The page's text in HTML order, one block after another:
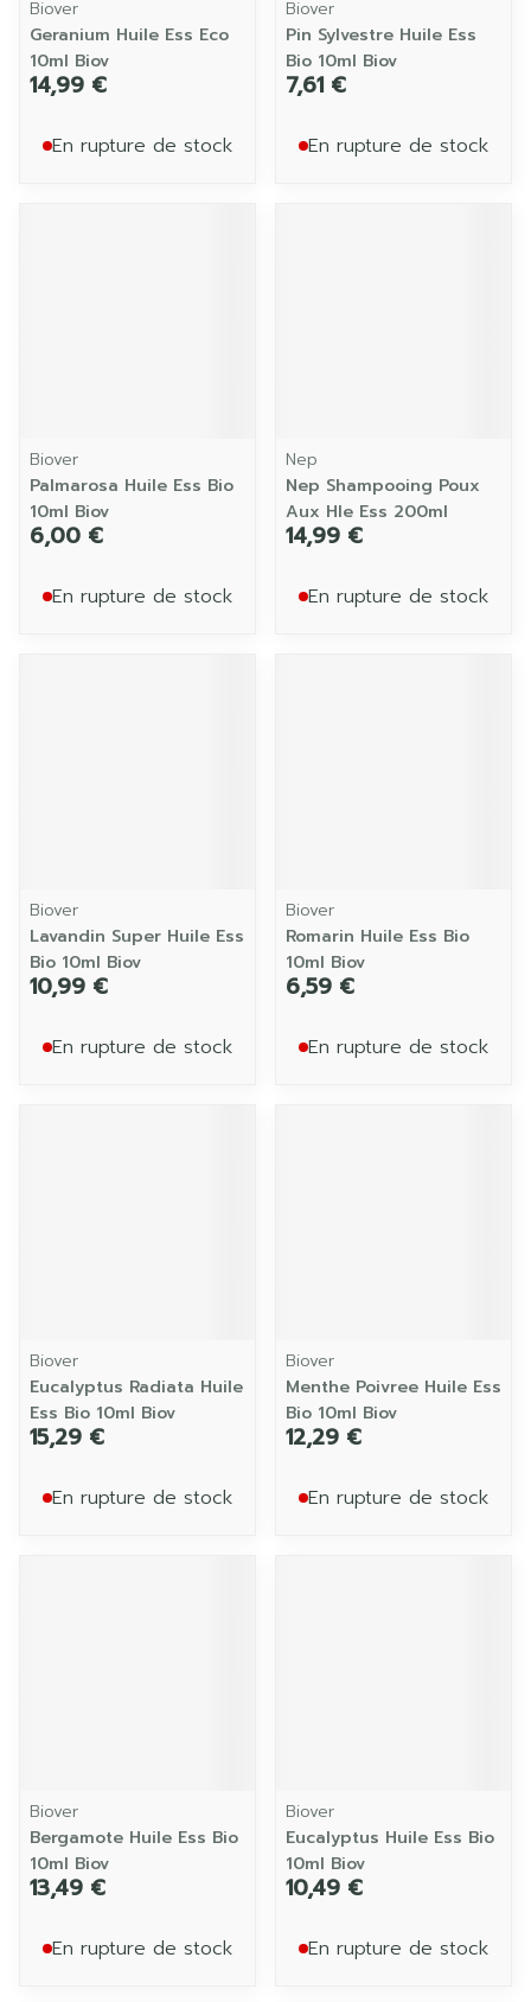
Biover
Geranium Huile Ess Eco
10ml Biov
14,99 €
En rupture de stock
Biover
Pin Sylvestre Huile Ess
Bio 10ml Biov
7,61 €
En rupture de stock
Biover
Palmarosa Huile Ess Bio
10ml Biov
6,00 €
En rupture de stock
Nep
Nep Shampooing Poux
Aux Hle Ess 200ml
14,99 €
En rupture de stock
Biover
Lavandin Super Huile Ess
Bio 10ml Biov
10,99 €
En rupture de stock
Biover
Romarin Huile Ess Bio
10ml Biov
6,59 €
En rupture de stock
Biover
Eucalyptus Radiata Huile
Ess Bio 10ml Biov
15,29 €
En rupture de stock
Biover
Menthe Poivree Huile Ess
Bio 10ml Biov
12,29 €
En rupture de stock
Biover
Bergamote Huile Ess Bio
10ml Biov
13,49 €
En rupture de stock
Biover
Eucalyptus Huile Ess Bio
10ml Biov
10,49 €
En rupture de stock